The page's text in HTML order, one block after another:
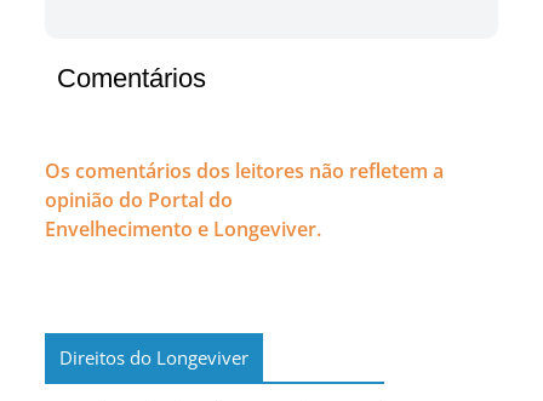
Comentários
Os comentários dos leitores não refletem a
opinião do Portal do
Envelhecimento e Longeviver.
Direitos do Longeviver